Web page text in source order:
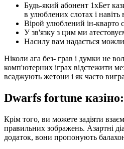
Будь-який абонент 1хБет
в улюблених слотах і
Вірой улюблений ін-кварто
У зв'язку з цим ми
Насилу вам надається
Ніколи ага без- грав і думки не
комп'ютерних іграх відстежити
всаджують жетони і як часто
Dwarfs fortune казiно:
Крім того, ви можете задіяти
правильних зображень. Азартні
додаток, вони пропонують